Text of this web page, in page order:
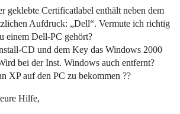
geklebte Certificatlabel enthält neben dem
Aufdruck: „Dell“. Vermute ich richtig
einem Dell-PC gehört?
CD und dem Key das Windows 2000
bei der Inst. Windows auch entfernt?
XP auf den PC zu bekommen ??
Hilfe,